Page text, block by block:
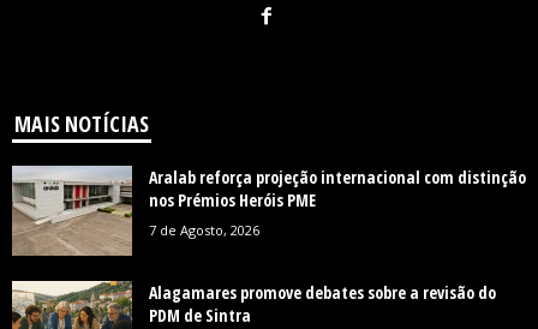
MAIS NOTÍCIAS
Aralab reforça projeção internacional com distinção
nos Prémios Heróis PME
7 de Agosto, 2026
Alagamares promove debates sobre a revisão do
PDM de Sintra